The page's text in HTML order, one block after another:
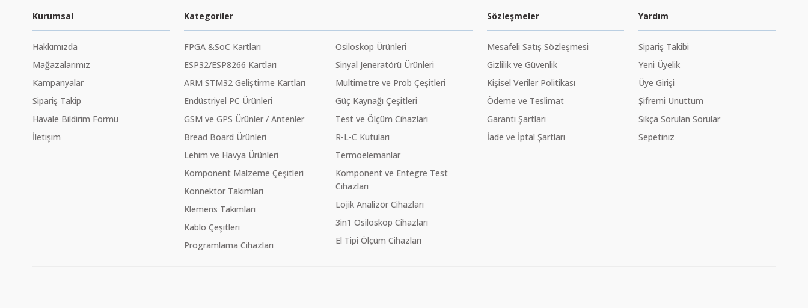
Kurumsal
Hakkımızda
Mağazalarımız
Kampanyalar
Sipariş Takip
Havale Bildirim Formu
İletişim
Kategoriler
FPGA &SoC Kartları
ESP32/ESP8266 Kartları
ARM STM32 Geliştirme Kartları
Endüstriyel PC Ürünleri
GSM ve GPS Ürünler / Antenler
Bread Board Ürünleri
Lehim ve Havya Ürünleri
Komponent Malzeme Çeşitleri
Konnektor Takımları
Klemens Takımları
Kablo Çeşitleri
Programlama Cihazları
Osiloskop Ürünleri
Sinyal Jeneratörü Ürünleri
Multimetre ve Prob Çeşitleri
Güç Kaynağı Çeşitleri
Test ve Ölçüm Cihazları
R-L-C Kutuları
Termoelemanlar
Komponent ve Entegre Test
Cihazları
Lojik Analizör Cihazları
3in1 Osiloskop Cihazları
El Tipi Ölçüm Cihazları
Sözleşmeler
Mesafeli Satış Sözleşmesi
Gizlilik ve Güvenlik
Kişisel Veriler Politikası
Ödeme ve Teslimat
Garanti Şartları
İade ve İptal Şartları
Yardım
Sipariş Takibi
Yeni Üyelik
Üye Girişi
Şifremi Unuttum
Sıkça Sorulan Sorular
Sepetiniz